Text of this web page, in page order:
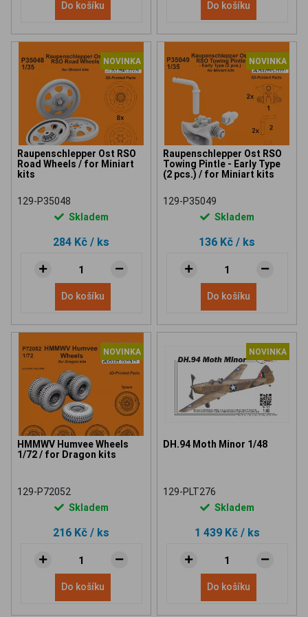
Do košíku Do košíku
NOVINKA
Raupenschlepper Ost RSO
Road Wheels / for Miniart
kits
129-P35048
Skladem
284 Kč / ks
Do košíku
NOVINKA
Raupenschlepper Ost RSO
Towing Pintle - Early Type
(2 pcs.) / for Miniart kits
129-P35049
Skladem
136 Kč / ks
Do košíku
NOVINKA
HMMWV Humvee Wheels
1/72 / for Dragon kits
129-P72052
Skladem
216 Kč / ks
Do košíku
NOVINKA
DH.94 Moth Minor 1/48
129-PLT276
Skladem
1 439 Kč / ks
Do košíku